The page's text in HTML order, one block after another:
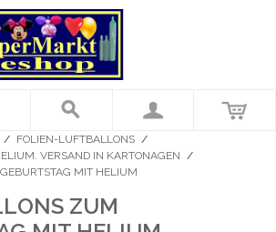
/ FOLIEN-LUFTBALLONS /
VERSAND IN KARTONAGEN /
MIT HELIUM
ZUM